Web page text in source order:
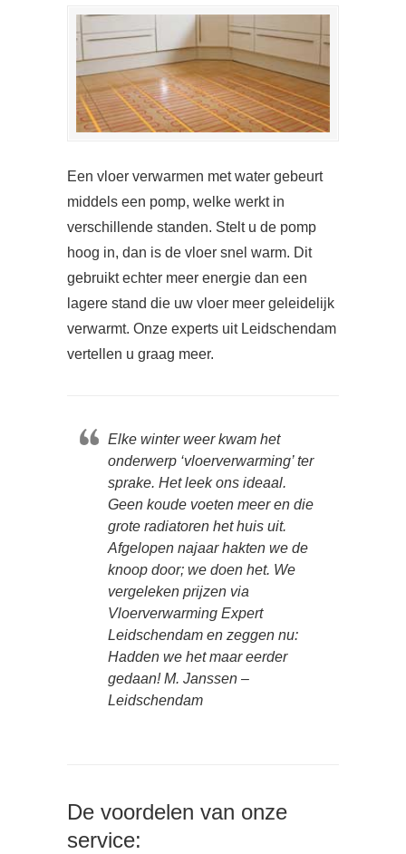
Een vloer verwarmen met water gebeurt
middels een pomp, welke werkt in
verschillende standen. Stelt u de pomp
hoog in, dan is de vloer snel warm. Dit
gebruikt echter meer energie dan een
lagere stand die uw vloer meer geleidelijk
verwarmt. Onze experts uit Leidschendam
vertellen u graag meer.
Elke winter weer kwam het
onderwerp ‘vloerverwarming’ ter
sprake. Het leek ons ideaal.
Geen koude voeten meer en die
grote radiatoren het huis uit.
Afgelopen najaar hakten we de
knoop door; we doen het. We
vergeleken prijzen via
Vloerverwarming Expert
Leidschendam en zeggen nu:
Hadden we het maar eerder
gedaan! M. Janssen –
Leidschendam
De voordelen van onze
service: